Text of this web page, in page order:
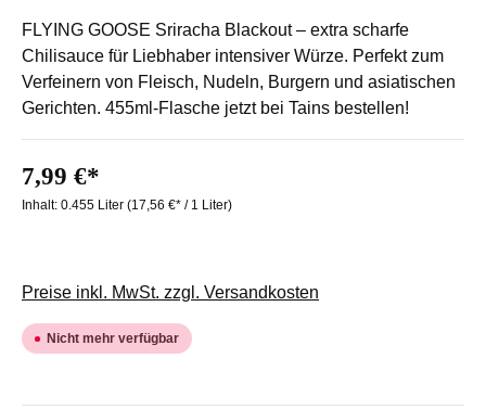
FLYING GOOSE Sriracha Blackout – extra scharfe
Chilisauce für Liebhaber intensiver Würze. Perfekt zum
Verfeinern von Fleisch, Nudeln, Burgern und asiatischen
Gerichten. 455ml-Flasche jetzt bei Tains bestellen!
7,99 €*
Inhalt: 0.455 Liter (17,56 €* / 1 Liter)
Preise inkl. MwSt. zzgl. Versandkosten
Nicht mehr verfügbar